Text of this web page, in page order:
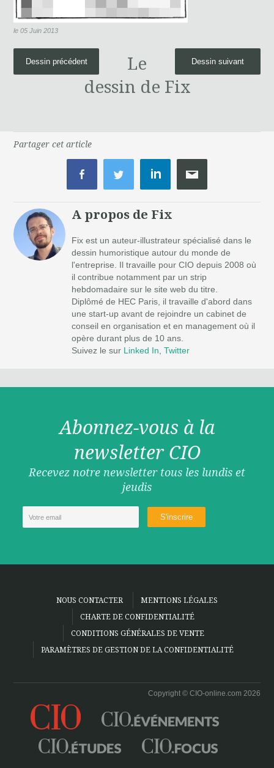
le 05 Juin 2013
Dessin suivant
Dessin précédent
Le
dessin de Fix
Partager cet article
A propos de Fix
Fix est un auteur-illustrateur spécialisé dans le
dessin humoristique autour du monde de
l'entreprise. Il travaille pour CIO depuis 2008 où
il contribue notamment par un strip
hebdomadaire sur le site web du titre.
Diplômé de HEC Paris, il travaille d'abord dans
une start-up avant de rejoindre un cabinet de
conseil en organisation et en management où il
opère durant plus de 10 ans.
Suivez le sur Linked In ,Twitter
Abonnez-vous à la
newsletter CIO
Recevez notre newsletter tous les lundis et
jeudis
NOUS CONTACTER
MENTIONS LÉGALES
CHARTE DE CONFIDENTIALITÉ
CONDITIONS GÉNÉRALES DE VENTE
PARAMÈTRES DE GESTION DE LA CONFIDENTIALITÉ
Copyright © CIO-online.com 2026